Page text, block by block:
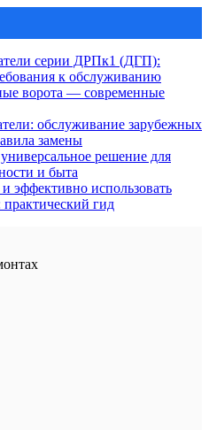
серии ДРПк1 (ДГП):
к обслуживанию
ворота — современные
обслуживание зарубежных
замены
решение для
и быта
эффективно использовать
практический гид